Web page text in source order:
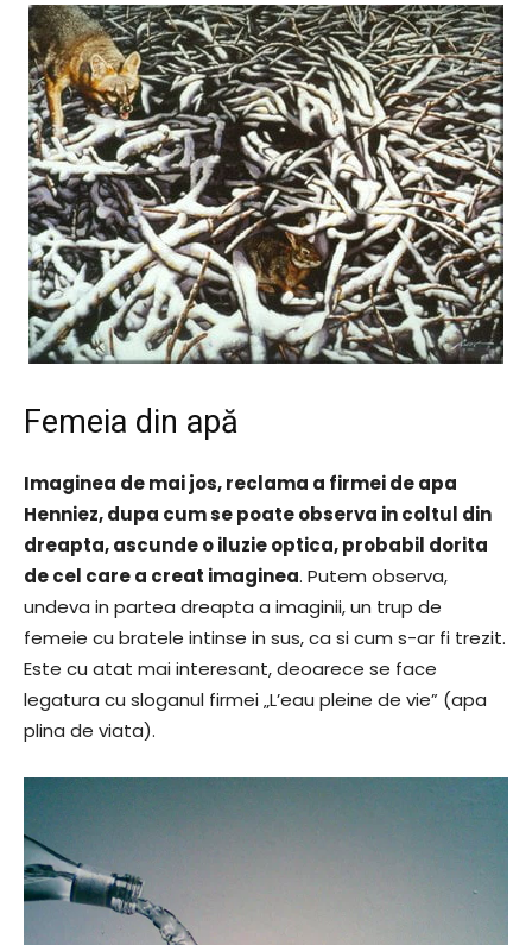
Femeia din apă
Imaginea de mai jos, reclama a firmei de apa
Henniez, dupa cum se poate observa in coltul din
dreapta, ascunde o iluzie optica, probabil dorita
de cel care a creat imaginea. Putem observa,
undeva in partea dreapta a imaginii, un trup de
femeie cu bratele intinse in sus, ca si cum s-ar fi trezit.
Este cu atat mai interesant, deoarece se face
legatura cu sloganul firmei „L’eau pleine de vie” (apa
plina de viata).